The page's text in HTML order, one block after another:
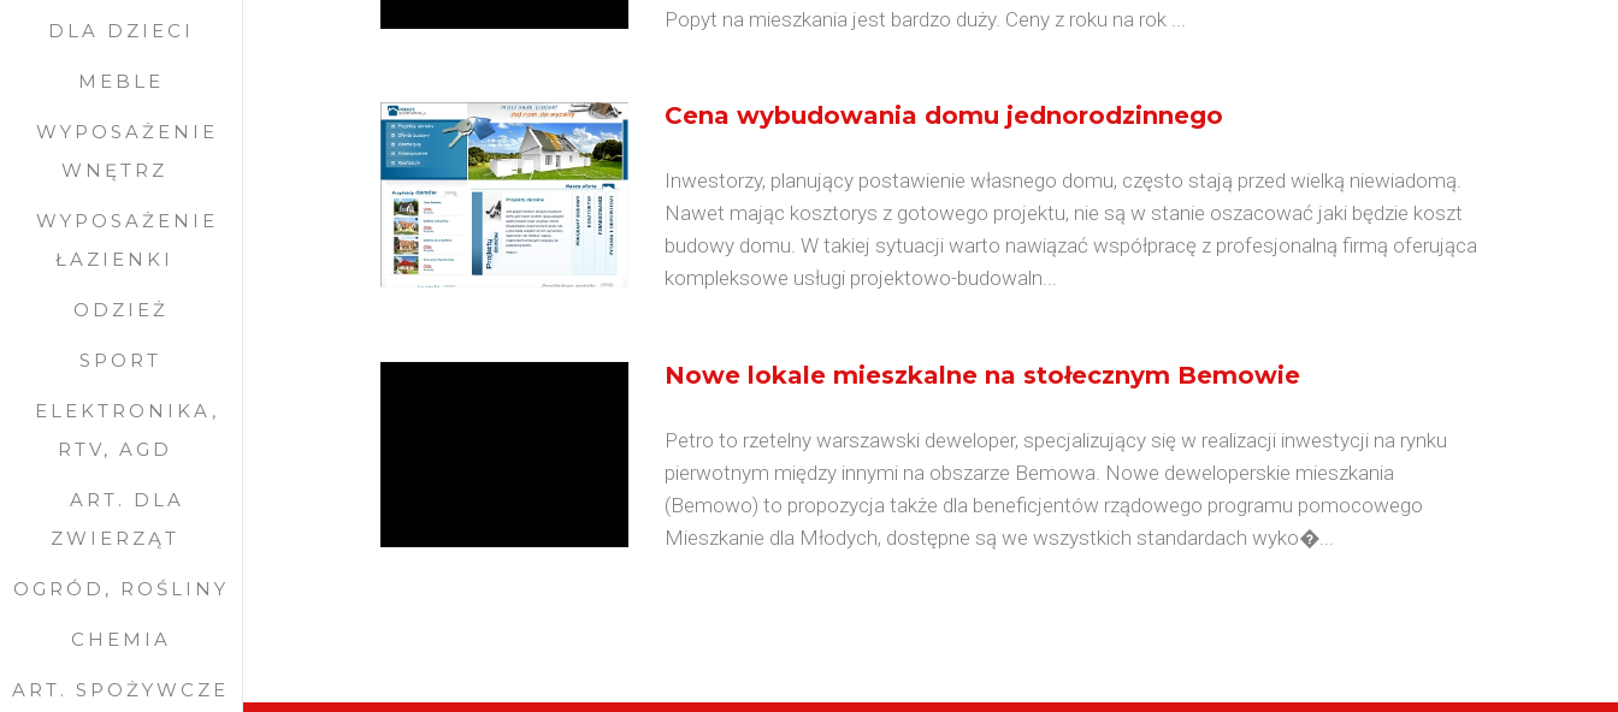
DLA DZIECI
MEBLE
WYPOSAŻENIE
WNĘTRZ
WYPOSAŻENIE
ŁAZIENKI
ODZIEŻ
SPORT
ELEKTRONIKA,
RTV, AGD
ART. DLA
ZWIERZĄT
OGRÓD, ROŚLINY
CHEMIA
ART. SPOŻYWCZE
Popyt na mieszkania jest bardzo duży. Ceny z roku na rok ...
Cena wybudowania domu jednorodzinnego
Inwestorzy, planujący postawienie własnego domu, często stają przed wielką niewiadomą.
Nawet mając kosztorys z gotowego projektu, nie są w stanie oszacować jaki będzie koszt
budowy domu. W takiej sytuacji warto nawiązać współpracę z profesjonalną firmą oferująca
kompleksowe usługi projektowo-budowaln...
Nowe lokale mieszkalne na stołecznym Bemowie
Petro to rzetelny warszawski deweloper, specjalizujący się w realizacji inwestycji na rynku
pierwotnym między innymi na obszarze Bemowa. Nowe deweloperskie mieszkania
(Bemowo) to propozycja także dla beneficjentów rządowego programu pomocowego
Mieszkanie dla Młodych, dostępne są we wszystkich standardach wyko�...